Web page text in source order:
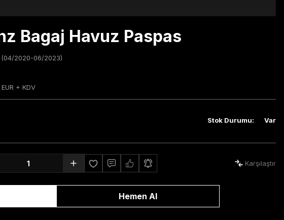
Bagaj Havuz Paspas
(04/2020-06/2023)
+ KDV
Stok Durumu: Var
Karşılaştır
Hemen Al